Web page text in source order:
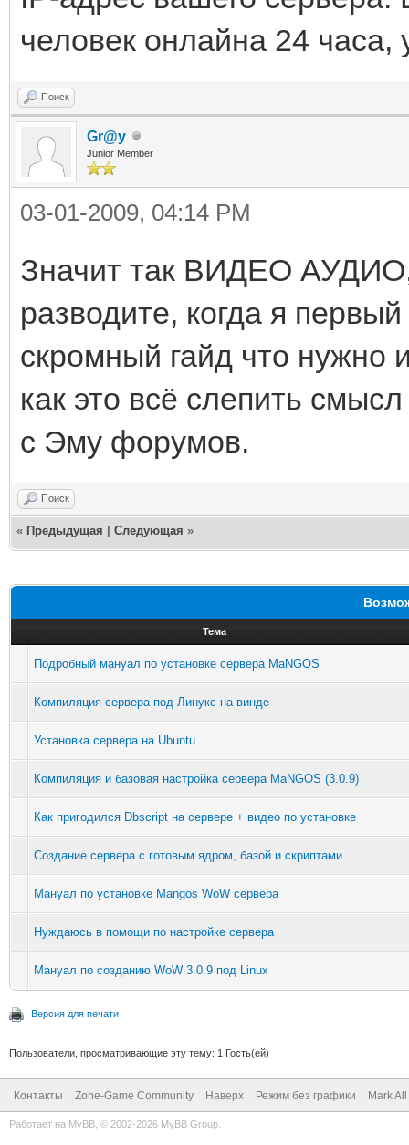
человек онлайна 24 часа,
Поиск
Gr@y
Junior Member
03-01-2009, 04:14 PM
Значит так ВИДЕО АУДИО,
разводите, когда я
скромный гайд что нужно
как это всё слепить
с Эму форумов.
Поиск
« Предыдущая Следующая »
Тема
Подробный мануал по установке сервера MaNGOS
Компиляция сервера под Линукс на винде
Установка сервера на Ubuntu
Компиляция и базовая настройка сервера MaNGOS (3.0.9)
Как пригодился Dbscript на сервере + видео по установке
Создание сервера с готовым ядром, базой и скриптами
Мануал по установке Mangos WoW сервера
Нуждаюсь в помощи по настройке сервера
Мануал по созданию WoW 3.0.9 под Linux
Версия для печати
Пользователи, просматривающие эту тему: 1 Гость(ей)
Контакты Zone-Game Community Наверх Режим без графики Mark
Работает на MyBB , © 2002-2026 MyBB Group